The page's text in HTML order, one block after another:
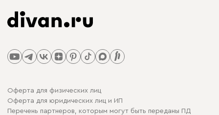
Оферта для физических лиц
Оферта для юридических лиц и ИП
Перечень партнеров, которым могут быть переданы ПД